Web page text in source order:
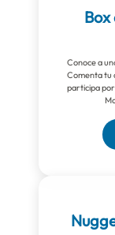
Box
Conoce a
Comenta tu
participa